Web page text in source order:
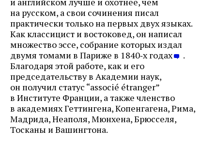
на русском, а свои сочинения писал
практически только на первых двух языках.
Как классицист и востоковед, он написал
множество эссе, собрание которых издал
двумя томами в Париже в 1840‑х годах
.
Благодаря этой работе, как и его
председательству в Академии наук,
он получил статус “associé étranger”
в Институте Франции, а также членство
в академиях Геттингена, Копенгагена, Рима,
Мадрида, Неаполя, Мюнхена, Брюсселя,
Тосканы и Вашингтона.